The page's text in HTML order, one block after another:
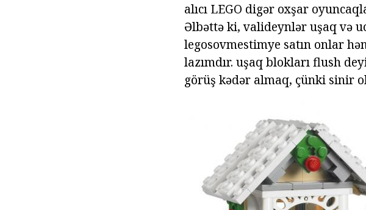
alıcı LEGO digər oxşar
Əlbəttə ki, valideynlər uşaq və
legosovmestimye satın onlar
lazımdır. uşaq blokları flush
görüş kədər almaq, çünki sinir